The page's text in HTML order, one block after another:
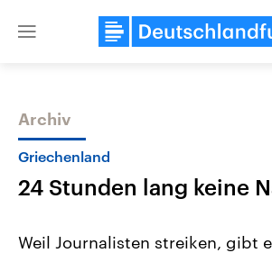
Close
Themen
Archiv
Griechenland
24 Stunden lang keine
Weil Journalisten streiken, gibt